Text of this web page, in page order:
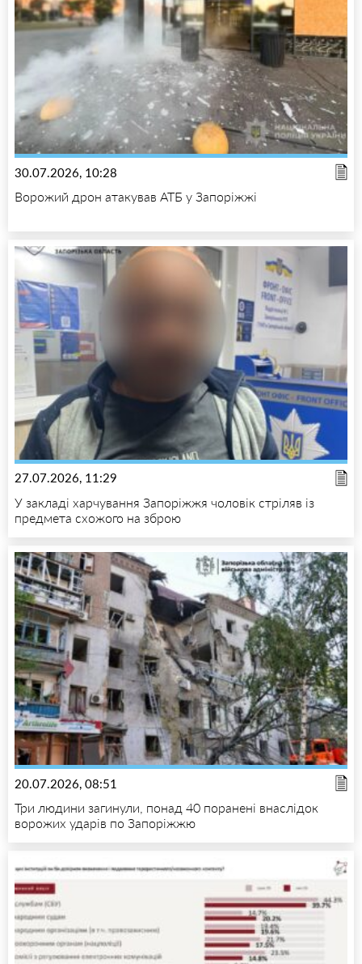
30.07.2026, 10:28
Ворожий дрон атакував АТБ у Запоріжжі
27.07.2026, 11:29
У закладі харчування Запоріжжя чоловік стріляв із
предмета схожого на зброю
20.07.2026, 08:51
Три людини загинули, понад 40 поранені внаслідок
ворожих ударів по Запоріжжю